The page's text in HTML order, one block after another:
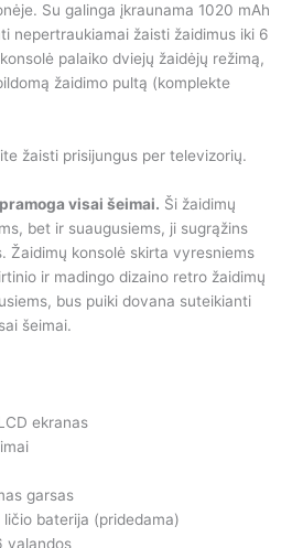
Su galinga įkraunama 1020 mAh
nepertraukiamai žaisti žaidimus iki 6
palaiko dviejų žaidėjų režimą,
žaidimo pultą (komplekte
žaisti prisijungus per televizorių.
visai šeimai. Ši žaidimų
bet ir suaugusiems, ji sugrąžins
Žaidimų konsolė skirta vyresniems
ir madingo dizaino retro žaidimų
bus puiki dovana suteikianti
šeimai.
ekranas
garsas
baterija (pridedama)
valandos